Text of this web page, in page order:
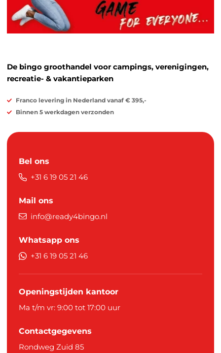
De bingo groothandel voor campings, verenigingen,
recreatie- & vakantieparken
Franco levering in Nederland vanaf € 395,-
Binnen 5 werkdagen verzonden
Bel ons
+31 6 19 05 21 46
Mail ons
info@ready4bingo.nl
Whatsapp ons
+31 6 19 05 21 46
Openingstijden kantoor
Ma t/m vr: 9:00 tot 17:00 uur
Contactgegevens
Rondweg Zuid 85